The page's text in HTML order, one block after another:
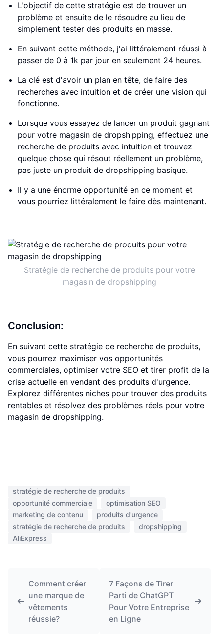
L'objectif de cette stratégie est de trouver un
problème et ensuite de le résoudre au lieu de
simplement tester des produits en masse.
En suivant cette méthode, j'ai littéralement réussi à
passer de 0 à 1k par jour en seulement 24 heures.
La clé est d'avoir un plan en tête, de faire des
recherches avec intuition et de créer une vision qui
fonctionne.
Lorsque vous essayez de lancer un produit gagnant
pour votre magasin de dropshipping, effectuez une
recherche de produits avec intuition et trouvez
quelque chose qui résout réellement un problème,
pas juste un produit de dropshipping basique.
Il y a une énorme opportunité en ce moment et
vous pourriez littéralement le faire dès maintenant.
Stratégie de recherche de produits pour votre
magasin de dropshipping
Conclusion:
En suivant cette stratégie de recherche de produits,
vous pourrez maximiser vos opportunités
commerciales, optimiser votre SEO et tirer profit de la
crise actuelle en vendant des produits d'urgence.
Explorez différentes niches pour trouver des produits
rentables et résolvez des problèmes réels pour votre
magasin de dropshipping.
stratégie de recherche de produits
opportunité commerciale
optimisation SEO
marketing de contenu
produits d'urgence
stratégie de recherche de produits
dropshipping
AliExpress
Comment créer
une marque de
vêtements
réussie?
7 Façons de Tirer
Parti de ChatGPT
Pour Votre Entreprise
en Ligne